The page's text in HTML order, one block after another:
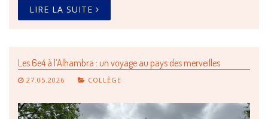
LIRE LA SUITE
Les 6e4 à l’Alhambra : un voyage au pays des merveilles
27.05.2026 COLLÈGE